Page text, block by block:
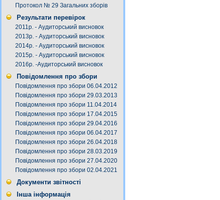
Протокол № 29 Загальних зборів
Результати перевірок
2011р. - Аудиторський висновок
2013р. - Аудиторський висновок
2014р. - Аудиторський висновок
2015р. - Аудиторський висновок
2016р. -Аудиторський висновок
Повідомлення про збори
Повідомлення про збори 06.04.2012
Повідомлення про збори 29.03.2013
Повідомлення про збори 11.04.2014
Повідомлення про збори 17.04.2015
Повідомлення про збори 29.04.2016
Повідомлення про збори 06.04.2017
Повідомлення про збори 26.04.2018
Повідомлення про збори 28.03.2019
Повідомлення про збори 27.04.2020
Повідомлення про збори 02.04.2021
Документи звітності
Інша інформація